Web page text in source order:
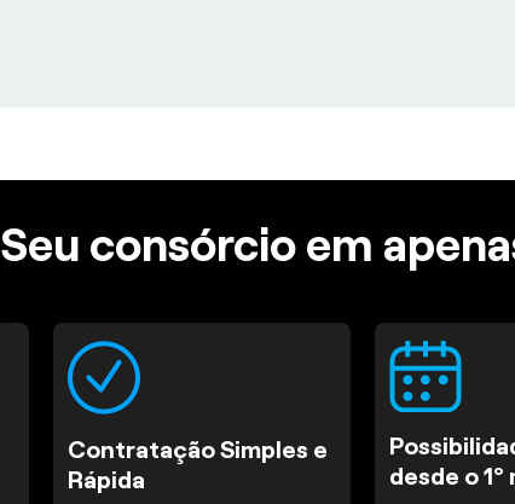
Seu consórcio em
Contratação Simples e
Rápida
desde o 1º